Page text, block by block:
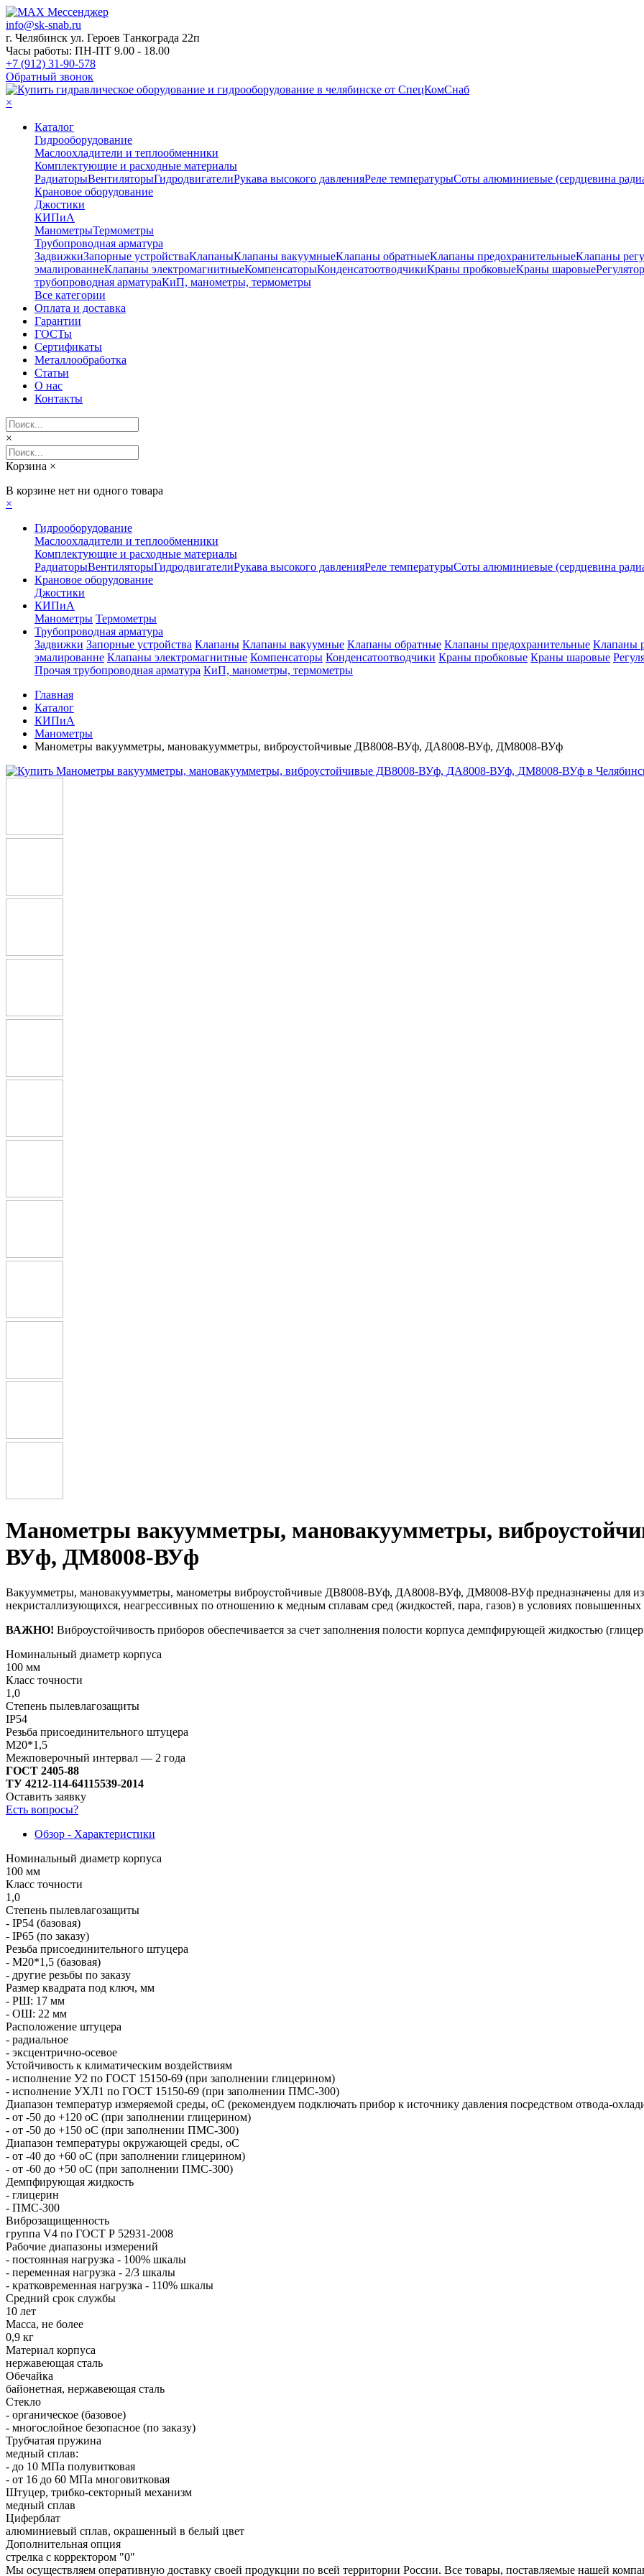
info@sk-snab.ru
г. Челябинск ул. Героев Танкограда 22п
Часы работы: ПН-ПТ 9.00 - 18.00
+7 (912) 31-90-578
Обратный звонок
×
Каталог
Гидрооборудование
Маслоохладители и теплообменники
Комплектующие и расходные материалы
РадиаторыВентиляторыГидродвигателиРукава высокого давленияРеле температурыСоты алюминиевые (сердцевина
Крановое оборудование
Джостики
КИПиА
МанометрыТермометры
Трубопроводная арматура
ЗадвижкиЗапорные устройстваКлапаныКлапаны вакуумныеКлапаны обратныеКлапаны предохранительныеКлапаны
эмалированнеКлапаны электромагнитныеКомпенсаторыКонденсатоотводчикиКраны пробковыеКраны шаровые
трубопроводная арматураКиП, манометры, термометры
Все категории
Оплата и доставка
Гарантии
ГОСТы
Сертификаты
Металлообработка
Статьи
О нас
Контакты
×
Корзина ×
В корзине нет ни одного товара
×
Гидрооборудование
Маслоохладители и теплообменники
Комплектующие и расходные материалы
РадиаторыВентиляторыГидродвигателиРукава высокого давленияРеле температурыСоты алюминиевые (сердцевина
Крановое оборудование
Джостики
КИПиА
Манометры Термометры
Трубопроводная арматура
Задвижки Запорные устройства Клапаны Клапаны вакуумные Клапаны обратные Клапаны предохранительные Клапаны
эмалированне Клапаны электромагнитные Компенсаторы Конденсатоотводчики Краны пробковые Краны шаровые
Прочая трубопроводная арматура КиП, манометры, термометры
Главная
Каталог
КИПиА
Манометры
Манометры вакуумметры, мановакуумметры, виброустойчивые ДВ8008-ВУф, ДА8008-ВУф, ДМ8008-ВУф
Манометры вакуумметры, мановакуумметры,
ВУф, ДМ8008-ВУф
Вакуумметры, мановакуумметры, манометры виброустойчивые ДВ8008-ВУф, ДА8008-ВУф, ДМ8008-ВУф предназначены для
некристаллизующихся, неагрессивных по отношению к медным сплавам сред (жидкостей, пара, газов) в условиях
ВАЖНО! Виброустойчивость приборов обеспечивается за счет заполнения полости корпуса демпфирующей жидкостью
Номинальный диаметр корпуса
100 мм
Класс точности
1,0
Степень пылевлагозащиты
IP54
Резьба присоединительного штуцера
М20*1,5
Межповерочный интервал — 2 года
ГОСТ 2405-88
ТУ 4212-114-64115539-2014
Оставить заявку
Есть вопросы?
Обзор - Характеристики
Номинальный диаметр корпуса
100 мм
Класс точности
1,0
Степень пылевлагозащиты
- IP54 (базовая)
- IP65 (по заказу)
Резьба присоединительного штуцера
- М20*1,5 (базовая)
- другие резьбы по заказу
Размер квадрата под ключ, мм
- РШ: 17 мм
- ОШ: 22 мм
Расположение штуцера
- радиальное
- эксцентрично-осевое
Устойчивость к климатическим воздействиям
- исполнение У2 по ГОСТ 15150-69 (при заполнении глицерином)
- исполнение УХЛ1 по ГОСТ 15150-69 (при заполнении ПМС-300)
Диапазон температур измеряемой среды, оС (рекомендуем подключать прибор к источнику давления посредством отвода-
- от -50 до +120 оС (при заполнении глицерином)
- от -50 до +150 оС (при заполнении ПМС-300)
Диапазон температуры окружающей среды, оС
- от -40 до +60 оС (при заполнении глицерином)
- от -60 до +50 оС (при заполнении ПМС-300)
Демпфирующая жидкость
- глицерин
- ПМС-300
Виброзащищенность
группа V4 по ГОСТ Р 52931-2008
Рабочие диапазоны измерений
- постоянная нагрузка - 100% шкалы
- переменная нагрузка - 2/3 шкалы
- кратковременная нагрузка - 110% шкалы
Средний срок службы
10 лет
Масса, не более
0,9 кг
Материал корпуса
нержавеющая сталь
Обечайка
байонетная, нержавеющая сталь
Стекло
- органическое (базовое)
- многослойное безопасное (по заказу)
Трубчатая пружина
медный сплав:
- до 10 МПа полувитковая
- от 16 до 60 МПа многовитковая
Штуцер, трибко-секторный механизм
медный сплав
Циферблат
алюминиевый сплав, окрашенный в белый цвет
Дополнительная опция
стрелка с корректором "0"
Мы осуществляем оперативную доставку своей продукции по всей территории России. Все товары, поставляемые нашей